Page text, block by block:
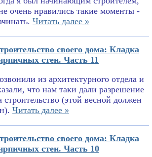
очень нравились такие моменты -
Читать далее »
своего дома: Кладка
стен. Часть 11
из архитектурного отдела и
что нам таки дали разрешение
строительство (этой весной должен
Читать далее »
своего дома: Кладка
стен. Часть 10